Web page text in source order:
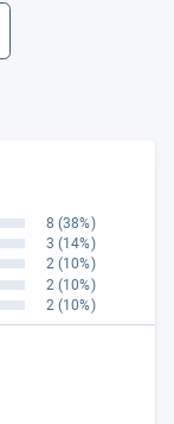
8 (38%)
3 (14%)
2 (10%)
2 (10%)
2 (10%)